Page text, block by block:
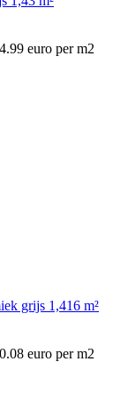
euro per m2
grijs 1,416 m²
euro per m2